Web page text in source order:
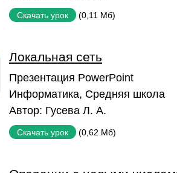
Скачать урок (0,11 Мб)
Локальная сеть
Презентация PowerPoint
Информатика, Средняя школа
Автор: Гусева Л. А.
Скачать урок (0,62 Мб)